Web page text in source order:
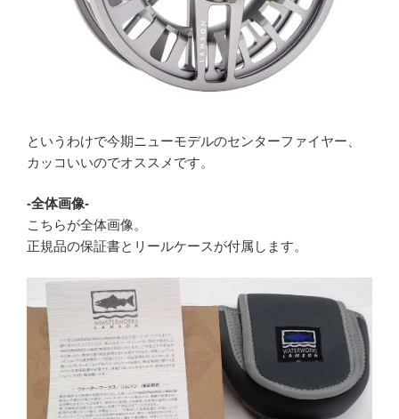
というわけで今期ニューモデルのセンターファイヤー、
カッコいいのでオススメです。
-全体画像-
こちらが全体画像。
正規品の保証書とリールケースが付属します。